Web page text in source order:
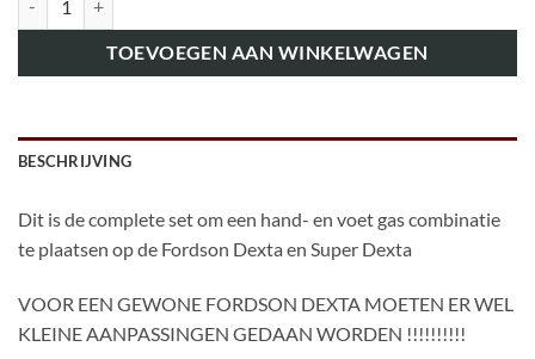
TOEVOEGEN AAN WINKELWAGEN
BESCHRIJVING
Dit is de complete set om een hand- en voet gas combinatie
te plaatsen op de Fordson Dexta en Super Dexta
VOOR EEN GEWONE FORDSON DEXTA MOETEN ER WEL
KLEINE AANPASSINGEN GEDAAN WORDEN !!!!!!!!!!